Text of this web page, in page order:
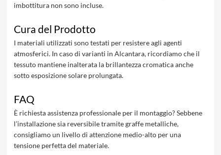
imbottitura non sono incluse.
Cura del Prodotto
I materiali utilizzati sono testati per resistere agli agenti
atmosferici. In caso di varianti in Alcantara, ricordiamo che il
tessuto mantiene inalterata la brillantezza cromatica anche
sotto esposizione solare prolungata.
FAQ
È richiesta assistenza professionale per il montaggio? Sebbene
l’installazione sia reversibile tramite graffe metalliche,
consigliamo un livello di attenzione medio-alto per una
tensione perfetta del materiale.